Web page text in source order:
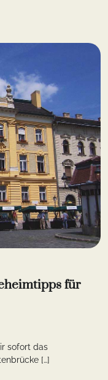
für
sofort das
[…]